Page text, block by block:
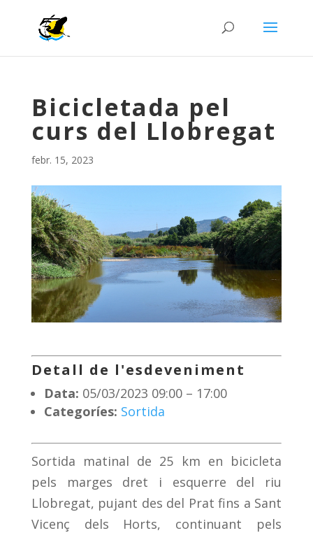
Bicicletada pel
curs del Llobregat
febr. 15, 2023
Detall de l'esdeveniment
Data: 05/03/2023 09:00– 17:00
Categoríes: Sortida
Sortida matinal de 25 km en bicicleta
pels marges dret i esquerre del riu
Llobregat, pujant des del Prat fins a Sant
Vicenç dels Horts, continuant pels